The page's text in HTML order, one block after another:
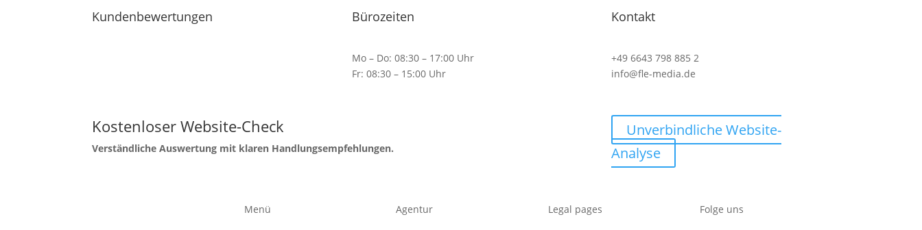
Kundenbewertungen Bürozeiten
Mo – Do: 08:30 – 17:00 Uhr
Fr: 08:30 – 15:00 Uhr
Kontakt
+49 6643 798 885 2
info@fle-media.de
Kostenloser Website-Check
Verständliche Auswertung mit klaren Handlungsempfehlungen.
Unverbindliche Website-
Analyse
Menü Agentur Legal pages Folge uns